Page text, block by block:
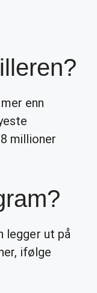
enn
millioner
legger ut på
ifølge